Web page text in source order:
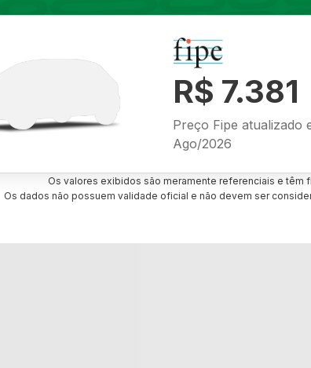
R$ 7.381
Preço Fipe atualizado
Ago/2026
Os valores exibidos são meramente referenciais e têm
Os dados não possuem validade oficial e não devem ser